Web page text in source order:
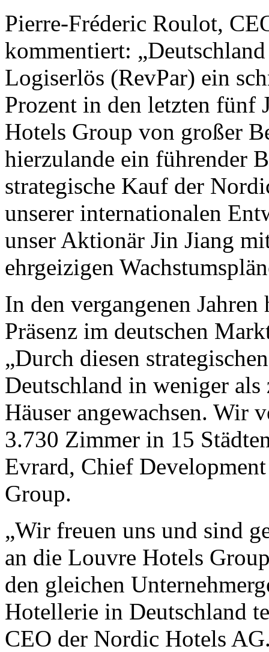
Pierre-Fréderic Roulot,
kommentiert:
Logiserlös (RevPar) ein
Prozent in den letzten fünf
Hotels Group von großer
hierzulande ein führender
strategische Kauf der
unserer internationalen
unser Aktionär Jin Jiang
ehrgeizigen
In den vergangenen
Präsenz im deutschen
„Durch diesen
Deutschland in weniger
Häuser angewachsen. Wir
3.730 Zimmer in 15
Evrard, Chief
Group.
„Wir freuen uns und sind
an die Louvre Hotels
den gleichen
Hotellerie in Deutschland
CEO der Nordic Hotels